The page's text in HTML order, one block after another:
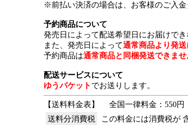
※前払い決済の場合は、お客様のご入
予約商品について
発売日によって配送希望日にお届けでき
また、発売日によって通常商品より発送
予約商品は通常商品と同梱発送できませ
配送サービスについて
ゆうパケット でお送りします。
【送料料金表】
全国一律料金：550円
送料分消費税
この料金には消費税が